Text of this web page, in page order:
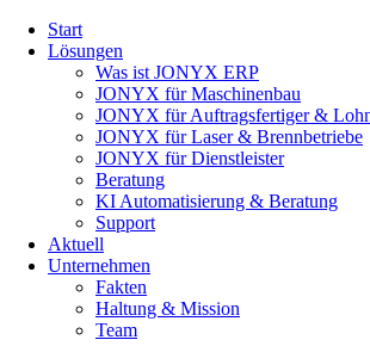
überspringen
Start
Lösungen
Was ist JONYX ERP
JONYX für Maschinenbau
JONYX für Auftragsfertiger &
JONYX für Laser & Brennbetriebe
JONYX für Dienstleister
Beratung
KI Automatisierung & Beratung
Support
Aktuell
Unternehmen
Fakten
Haltung & Mission
Team